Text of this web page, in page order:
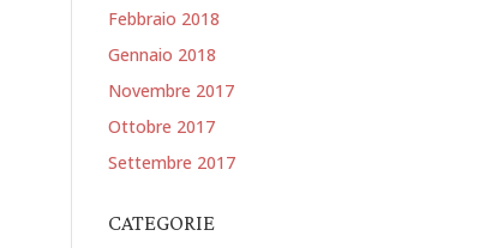
Febbraio 2018
Gennaio 2018
Novembre 2017
Ottobre 2017
Settembre 2017
CATEGORIE